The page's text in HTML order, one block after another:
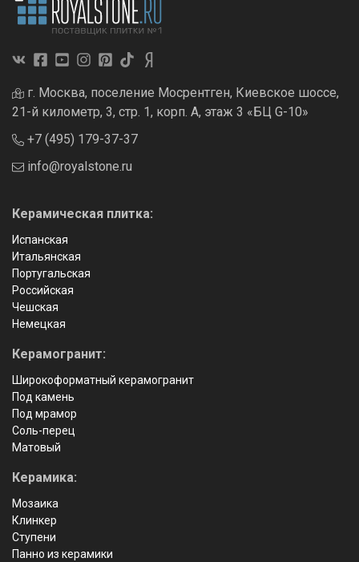
г. Москва, поселение Мосрентген, Киевское шоссе,
21-й километр, 3, стр. 1, корп. А, этаж 3 «БЦ G-10»
+7 (495) 179-37-37
info@royalstone.ru
Керамическая плитка:
Испанская
Итальянская
Португальская
Российская
Чешская
Немецкая
Керамогранит:
Широкоформатный керамогранит
Под камень
Под мрамор
Соль-перец
Матовый
Керамика:
Мозаика
Клинкер
Ступени
Панно из керамики